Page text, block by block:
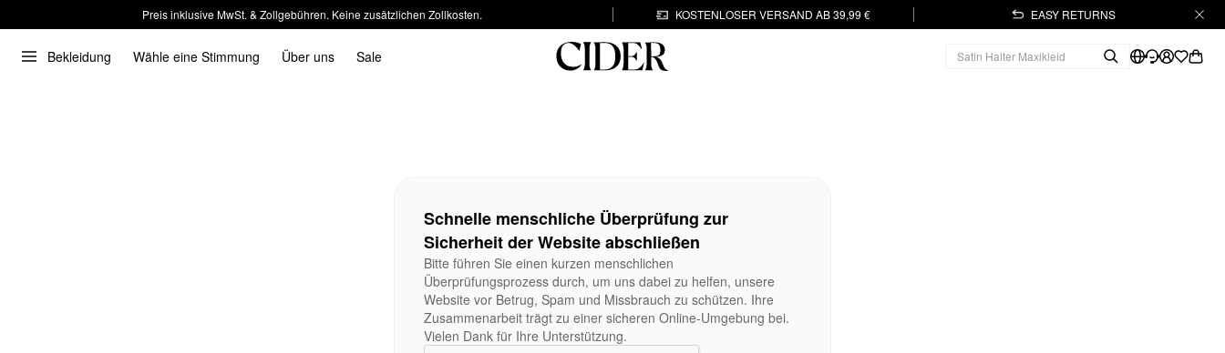
Preis inklusive MwSt. & Zollgebühren. Keine zusätzlichen Zollkosten. KOSTENLOSER VERSAND AB 39,99 € EASY RETURNS
Bekleidung Wähle eine Stimmung Über uns Sale
Schnelle menschliche Überprüfung zur
Sicherheit der Website abschließen
Bitte führen Sie einen kurzen menschlichen
Überprüfungsprozess durch, um uns dabei zu helfen, unsere
Website vor Betrug, Spam und Missbrauch zu schützen. Ihre
Zusammenarbeit trägt zu einer sicheren Online-Umgebung bei.
Vielen Dank für Ihre Unterstützung.